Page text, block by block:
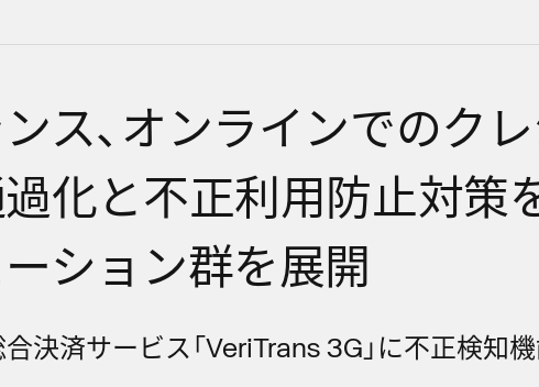
ス、オンラインでのク
化と不正利用防止対策
ション群を展開
合決済サービス「VeriTrans 3G」に不正検知